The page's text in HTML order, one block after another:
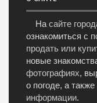
На сайте
ознакомиться с
продать или
новые
фотографиях,
о погоде, а также
информации.